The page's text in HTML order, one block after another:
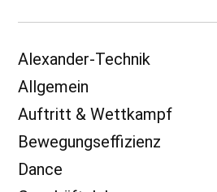
Alexander-Technik
Allgemein
Auftritt & Wettkampf
Bewegungseffizienz
Dance